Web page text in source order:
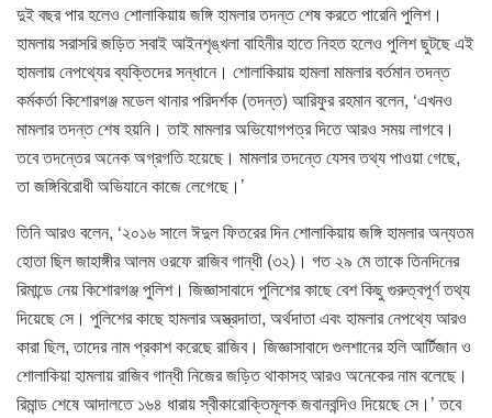
দুই বছর পার হলেও শোলাকিয়ায় জঙ্গি হামলার তদন্ত শেষ করতে পারেনি পুলিশ।
হামলায় সরাসরি জড়িত সবাই আইনশৃঙ্খলা বাহিনীর হাতে নিহত হলেও পুলিশ ছুটছে এই
হামলায় নেপথ্যের ব্যক্তিদের সন্ধানে। শোলাকিয়ায় হামলা মামলার বর্তমান তদন্ত
কর্মকর্তা কিশোরগঞ্জ মডেল থানার পরিদর্শক (তদন্ত) আরিফুর রহমান বলেন, ‘এখনও
মামলার তদন্ত শেষ হয়নি। তাই মামলার অভিযোগপত্র দিতে আরও সময় লাগবে।
তবে তদন্তের অনেক অগ্রগতি হয়েছে। মামলার তদন্তে যেসব তথ্য পাওয়া গেছে,
তা জঙ্গিবিরোধী অভিযানে কাজে লেগেছে।’
তিনি আরও বলেন, ‘২০১৬ সালে ঈদুল ফিতরের দিন শোলাকিয়ায় জঙ্গি হামলার অন্যতম
হোতা ছিল জাহাঙ্গীর আলম ওরফে রাজিব গান্ধী (৩২)। গত ২৯ মে তাকে তিনদিনের
রিমান্ডে নেয় কিশোরগঞ্জ পুলিশ। জিজ্ঞাসাবাদে পুলিশের কাছে বেশ কিছু গুরুত্বপূর্ণ তথ্য
দিয়েছে সে। পুলিশের কাছে হামলার অস্ত্রদাতা, অর্থদাতা এবং হামলার নেপথ্যে আরও
কারা ছিল, তাদের নাম প্রকাশ করেছে রাজিব। জিজ্ঞাসাবাদে গুলশানের হলি আর্টিজান ও
শোলাকিয়া হামলায় রাজিব গান্ধী নিজের জড়িত থাকাসহ আরও অনেকের নাম বলেছে।
রিমান্ড শেষে আদালতে ১৬৪ ধারায় স্বীকারোক্তিমূলক জবানবন্দিও দিয়েছে সে।’ তবে